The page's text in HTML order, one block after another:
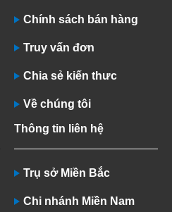
Chính sách bán hàng
Truy vấn đơn
Chia sẻ kiến thưc
Về chúng tôi
Thông tin liên hệ
Trụ sở Miền Bắc
Chi nhánh Miền Nam